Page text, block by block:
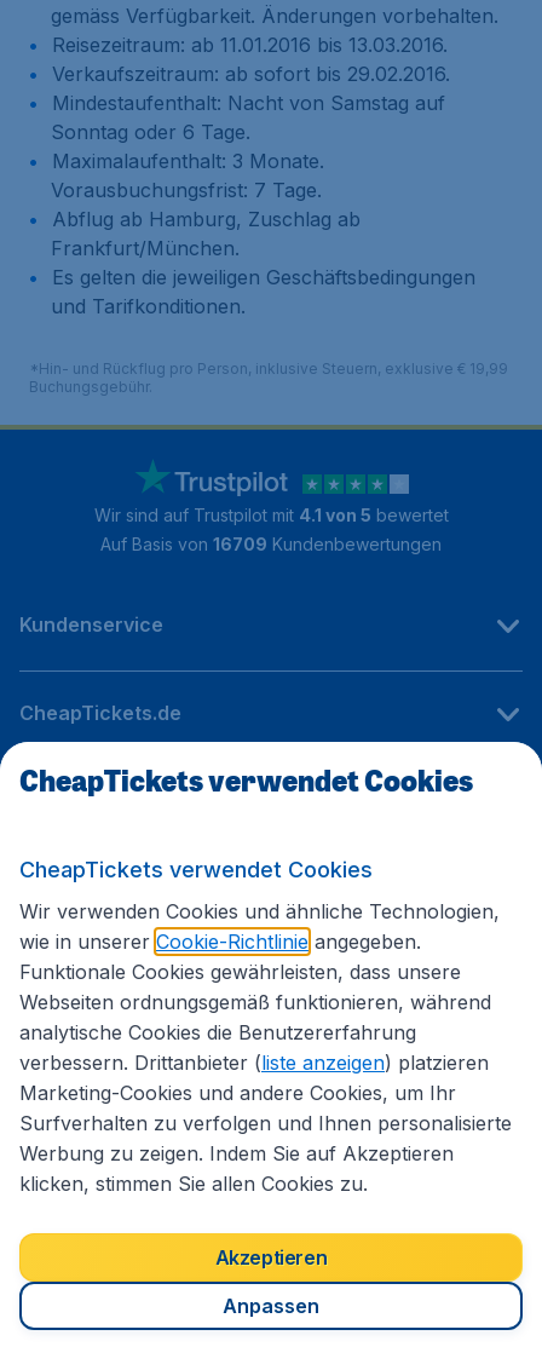
gemäss Verfügbarkeit. Änderungen vorbehalten.
Reisezeitraum: ab 11.01.2016 bis 13.03.2016.
Verkaufszeitraum: ab sofort bis 29.02.2016.
Mindestaufenthalt: Nacht von Samstag auf
Sonntag oder 6 Tage.
Maximalaufenthalt: 3 Monate.
Vorausbuchungsfrist: 7 Tage.
Abflug ab Hamburg, Zuschlag ab
Frankfurt/München.
Es gelten die jeweiligen Geschäftsbedingungen
und Tarifkonditionen.
*Hin- und Rückflug pro Person, inklusive Steuern, exklusive € 19,99
Buchungsgebühr.
Wir sind auf Trustpilot mit 4.1 von 5 bewertet
Auf Basis von 16709 Kundenbewertungen
Kundenservice
CheapTickets.de
Internationale Webseiten
Folgen Sie uns:
Allgemeine Geschäftsbedingungen
Cookies
Copyright © 2026
CheapTickets verwendet Cookies
CheapTickets verwendet Cookies
Wir verwenden Cookies und ähnliche Technologien,
wie in unserer Cookie-Richtlinie angegeben.
Funktionale Cookies gewährleisten, dass unsere
Webseiten ordnungsgemäß funktionieren, während
analytische Cookies die Benutzererfahrung
verbessern. Drittanbieter (liste anzeigen) platzieren
Marketing-Cookies und andere Cookies, um Ihr
Surfverhalten zu verfolgen und Ihnen personalisierte
Werbung zu zeigen. Indem Sie auf Akzeptieren
klicken, stimmen Sie allen Cookies zu.
Akzeptieren
Anpassen